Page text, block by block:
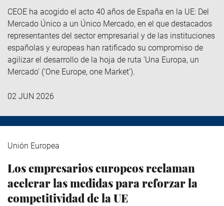
CEOE ha acogido el acto 40 años de España en la UE: Del
Mercado Único a un Único Mercado, en el que destacados
representantes del sector empresarial y de las instituciones
españolas y europeas han ratificado su compromiso de
agilizar el desarrollo de la hoja de ruta ‘Una Europa, un
Mercado’ (‘One Europe, one Market’).
02 JUN 2026
Unión Europea
Los empresarios europeos reclaman
acelerar las medidas para reforzar la
competitividad de la UE